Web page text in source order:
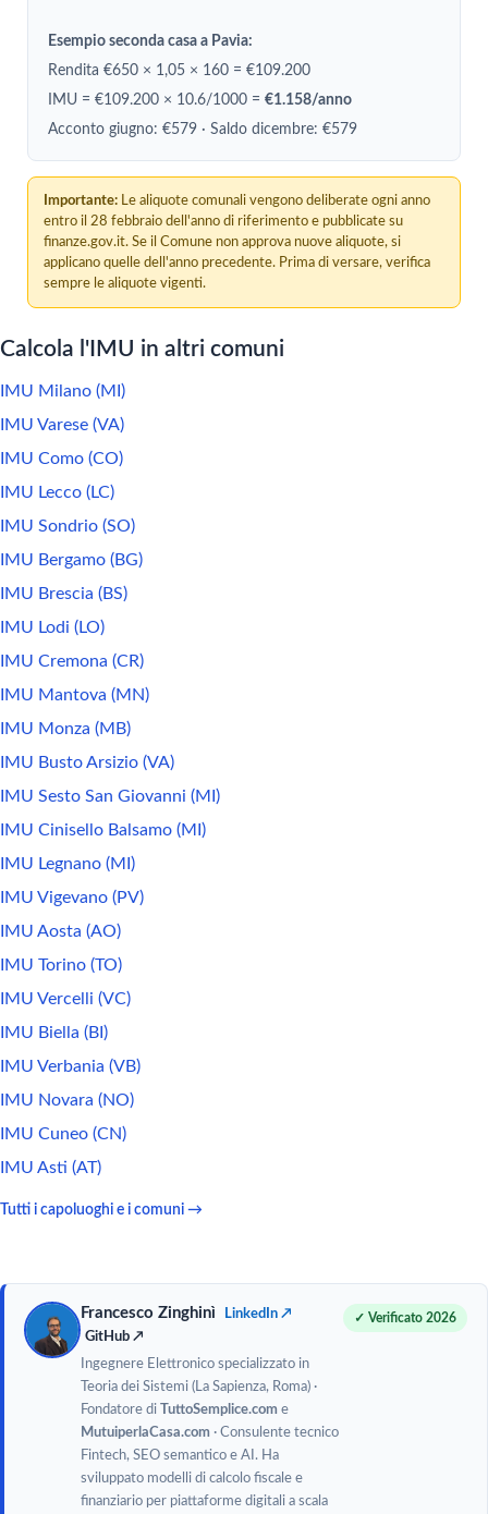
Esempio seconda casa a Pavia:
Rendita €650 × 1,05 × 160 = €109.200
IMU = €109.200 × 10.6/1000 = €1.158/anno
Acconto giugno: €579 · Saldo dicembre: €579
Importante: Le aliquote comunali vengono deliberate ogni anno
entro il 28 febbraio dell'anno di riferimento e pubblicate su
finanze.gov.it. Se il Comune non approva nuove aliquote, si
applicano quelle dell'anno precedente. Prima di versare, verifica
sempre le aliquote vigenti.
Calcola l'IMU in altri comuni
IMU Milano (MI)
IMU Varese (VA)
IMU Como (CO)
IMU Lecco (LC)
IMU Sondrio (SO)
IMU Bergamo (BG)
IMU Brescia (BS)
IMU Lodi (LO)
IMU Cremona (CR)
IMU Mantova (MN)
IMU Monza (MB)
IMU Busto Arsizio (VA)
IMU Sesto San Giovanni (MI)
IMU Cinisello Balsamo (MI)
IMU Legnano (MI)
IMU Vigevano (PV)
IMU Aosta (AO)
IMU Torino (TO)
IMU Vercelli (VC)
IMU Biella (BI)
IMU Verbania (VB)
IMU Novara (NO)
IMU Cuneo (CN)
IMU Asti (AT)
Tutti i capoluoghi e i comuni →
Francesco Zinghinì
LinkedIn ↗
GitHub ↗
Ingegnere Elettronico specializzato in
Teoria dei Sistemi (La Sapienza, Roma) ·
Fondatore di TuttoSemplice.com e
MutuiperlaCasa.com · Consulente tecnico
Fintech, SEO semantico e AI. Ha
sviluppato modelli di calcolo fiscale e
finanziario per piattaforme digitali a scala
✓ Verificato 2026